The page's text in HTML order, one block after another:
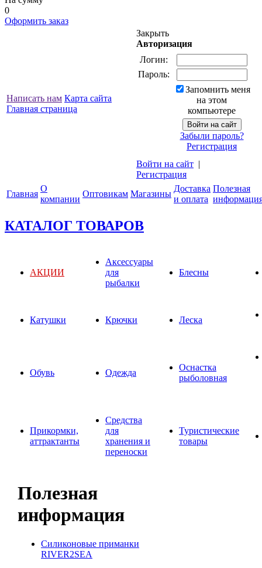
0
Оформить заказ
Написать нам Карта сайта
Главная страница
Закрыть
Авторизация
Логин:
Пароль:
Запомнить меня
на этом
компьютере
Забыли пароль?
Регистрация
Войти на сайт |
Регистрация
Главная
О
компании
Оптовикам Магазины
Доставка
и оплата
Полезная
КАТАЛОГ ТОВАРОВ
АКЦИИ
Аксессуары
для
рыбалки
Блесны
Катушки Крючки Леска
Обувь Одежда
Оснастка
рыболовная
Прикормки,
аттрактанты
Средства
для
хранения и
переноски
Туристические
товары
Полезная
информация
Силиконовые приманки
RIVER2SEA